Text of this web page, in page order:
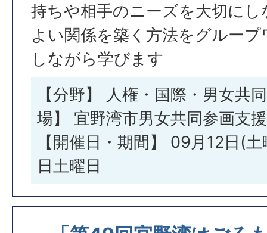
持ちや相手のニーズを大切に
よい関係を築く方法をグルー
しながら学びます
【分野】 人権・国際・男女共
場】 宜野湾市男女共同参画支
【開催日・期間】 09月12日(
日土曜日